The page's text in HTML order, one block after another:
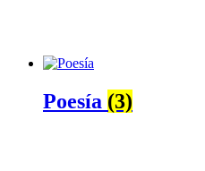
Poesía (3)